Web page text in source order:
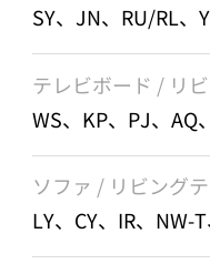
SY、JN、RU/RL、
テレビボード / リ
WS、KP、PJ、AQ
ソファ / リビング
LY、CY、IR、NW-